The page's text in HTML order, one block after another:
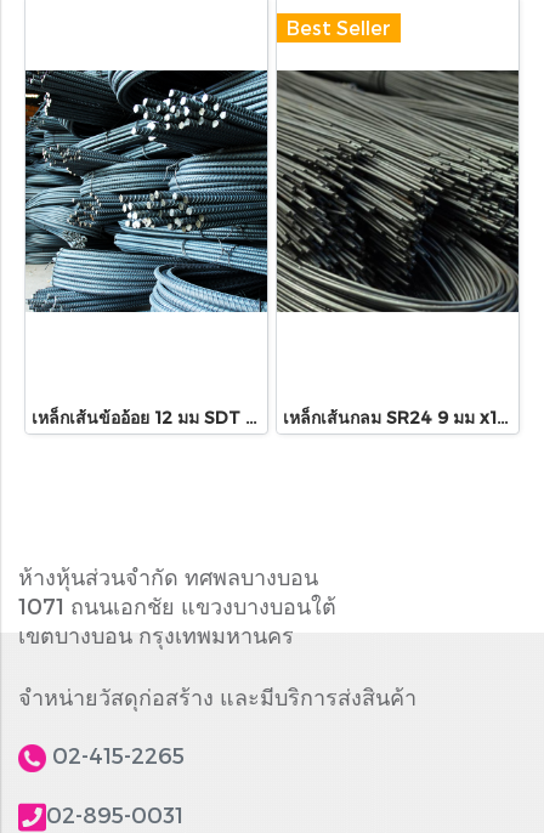
เหล็กเส้นข้ออ้อย 12 มม SDT 40 x10เมตร
Best Seller
เหล็กเส้นกลม SR24 9 มม x10เมตร
ห้างหุ้นส่วนจำกัด ทศพลบางบอน
1071 ถนนเอกชัย แขวงบางบอนใต้
เขตบางบอน กรุงเทพมหานคร
จำหน่ายวัสดุก่อสร้าง และมีบริการส่งสินค้า
02-415-2265
02-895-0031